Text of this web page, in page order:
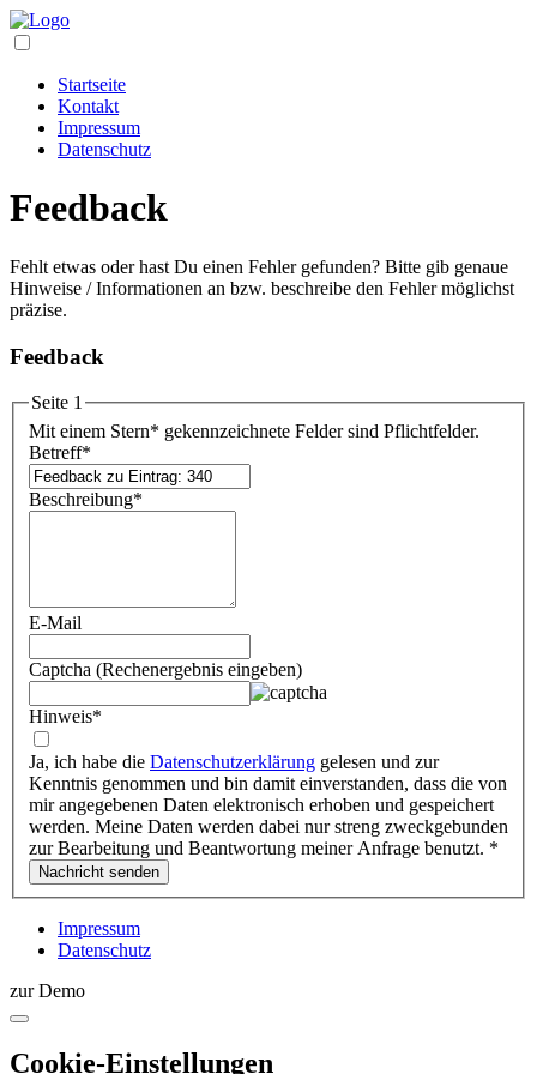
Startseite
Kontakt
Impressum
Datenschutz
Feedback
Fehlt etwas oder hast Du einen Fehler gefunden? Bitte gib genaue
Hinweise / Informationen an bzw. beschreibe den Fehler möglichst
präzise.
Feedback
Seite 1
Mit einem Stern* gekennzeichnete Felder sind Pflichtfelder.
Betreff*
Beschreibung*
E-Mail
Captcha (Rechenergebnis eingeben)
Hinweis*
Ja, ich habe die Datenschutzerklärung gelesen und zur
Kenntnis genommen und bin damit einverstanden, dass die von
mir angegebenen Daten elektronisch erhoben und gespeichert
werden. Meine Daten werden dabei nur streng zweckgebunden
zur Bearbeitung und Beantwortung meiner Anfrage benutzt. *
Impressum
Datenschutz
zur Demo
Cookie-Einstellungen